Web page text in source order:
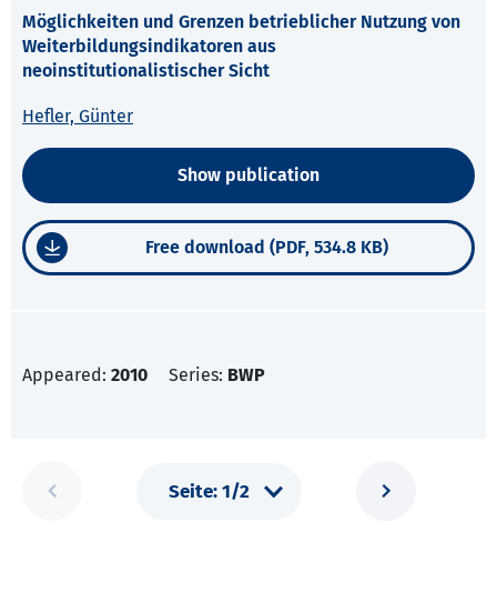
Möglichkeiten und Grenzen betrieblicher Nutzung von
Weiterbildungsindikatoren aus
neoinstitutionalistischer Sicht
Hefler, Günter
Show publication
Free download (PDF, 534.8 KB)
Appeared: 2010 Series: BWP